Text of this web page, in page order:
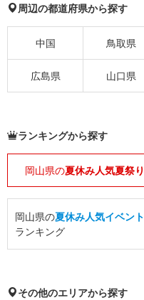
周辺の都道府県から探す
中国 鳥取県
広島県 山口県
ランキングから探す
岡山県の夏休み人気夏祭り
岡山県の夏休み人気イベント
ランキング
その他のエリアから探す